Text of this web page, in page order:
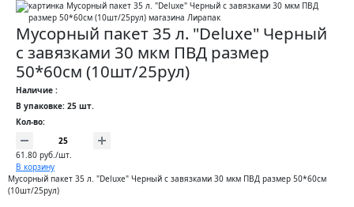
Мусорный пакет 35 л. "Deluxe" Черный
с завязками 30 мкм ПВД размер
50*60см (10шт/25рул)
Наличие :
В упаковке: 25 шт.
Кол-во:
61.80 руб./шт.
В корзину
Мусорный пакет 35 л. "Deluxe" Черный с завязками 30 мкм ПВД размер 50*60см
(10шт/25рул)